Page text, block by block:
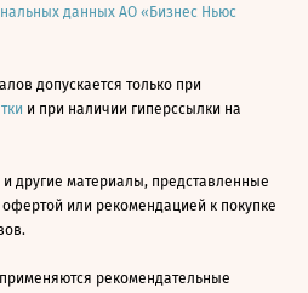
данных АО «Бизнес Ньюс
допускается только при
и при наличии гиперссылки на
другие материалы, представленные
или рекомендацией к покупке
рекомендательные